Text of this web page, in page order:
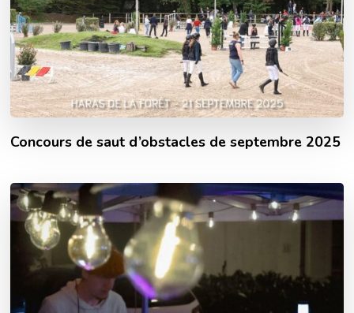
Concours de saut d’obstacles de septembre 2025